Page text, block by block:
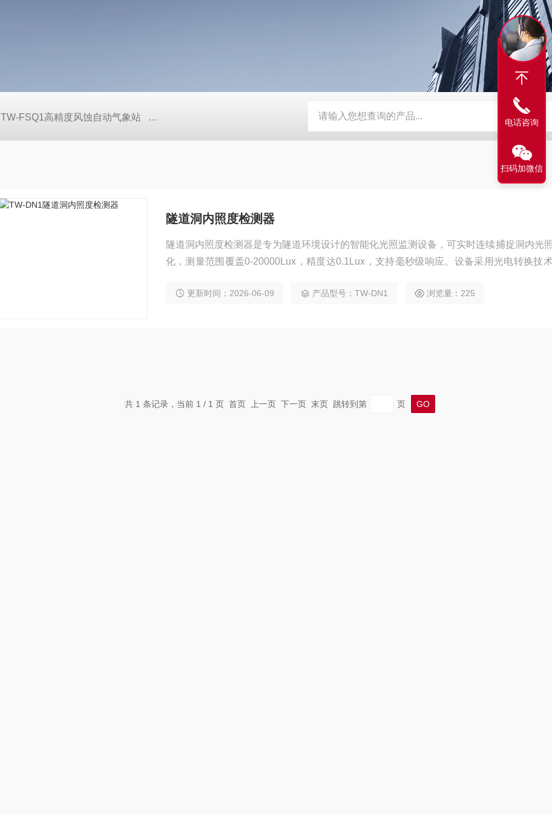
TW-FSQ1高精度风蚀自动气象站 TW-LS6+手持式声学多普勒流速仪 TW-WSD3数字式温湿度记录仪 TW-WSD1温湿度记
隧道洞内照度检测器
隧道洞内照度检测器是专为隧道环境设计的智能化光照监测设备，可实时连续捕捉洞内光
化，测量范围覆盖0-20000Lux，精度达0.1Lux，支持毫秒级响应。设备采用光电转换技
明系统实现按需调光、识别照度骤降触发应急照明、结合车流量优化节能策略，广泛用于
更新时间：2026-06-09 产品型号：TW-DN1 浏览量：225
共 1 条记录，当前 1 / 1 页 首页 上一页 下一页 末页 跳转到第 页
电话咨询
扫码加微信